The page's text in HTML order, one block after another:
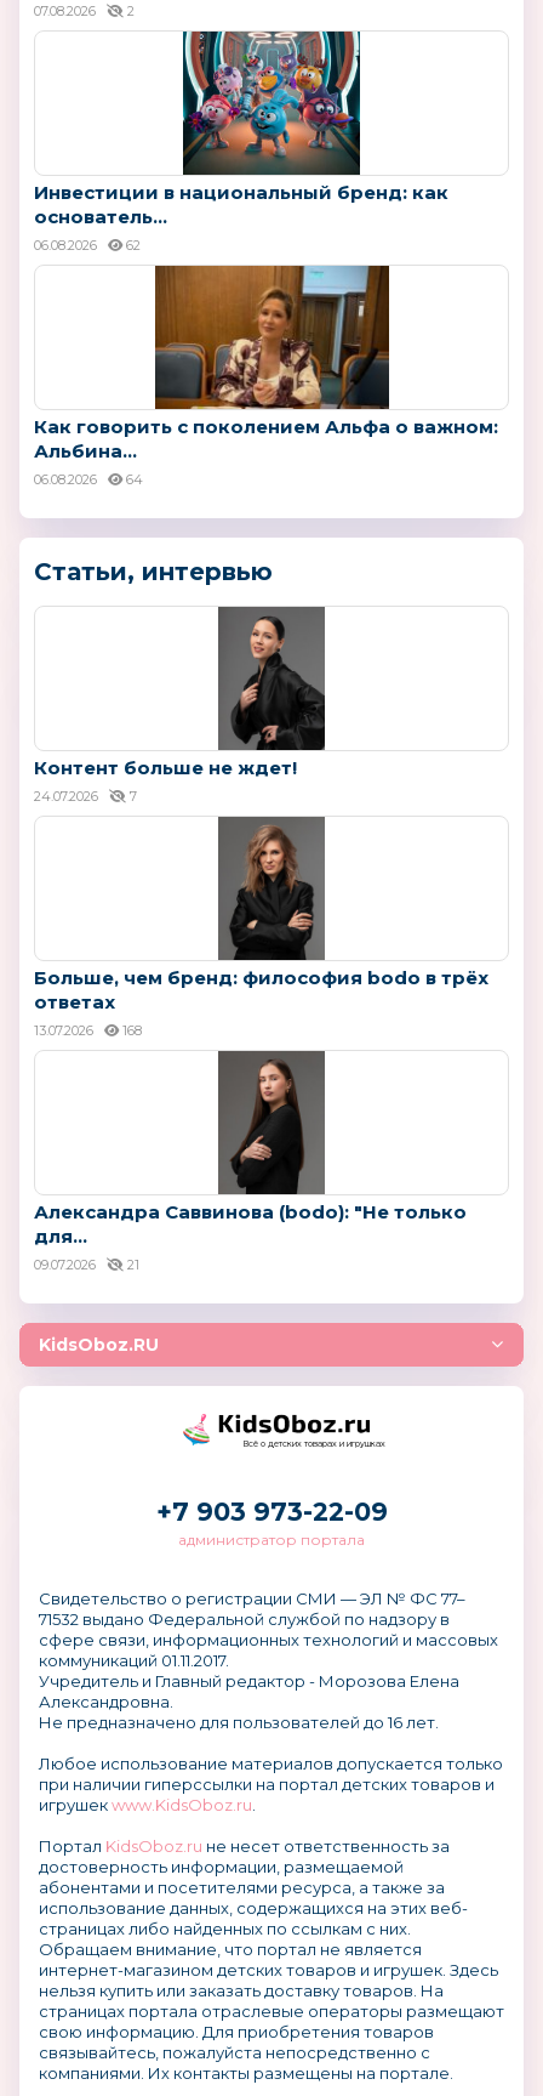
07.08.2026 2
Инвестиции в национальный бренд: как
основатель...
06.08.2026 62
Как говорить с поколением Альфа о важном:
Альбина...
06.08.2026 64
Статьи, интервью
Контент больше не ждет!
24.07.2026 7
Больше, чем бренд: философия bodo в трёх
ответах
13.07.2026 168
Александра Саввинова (bodo): "Не только
для...
09.07.2026 21
KidsOboz.RU
Всё о детских товарах и игрушках
+7 903 973-22-09
администратор портала
Свидетельство о регистрации СМИ — ЭЛ № ФС 77–
71532 выдано Федеральной службой по надзору в
сфере связи, информационных технологий и массовых
коммуникаций 01.11.2017.
Учредитель и Главный редактор - Морозова Елена
Александровна.
Не предназначено для пользователей до 16 лет.
Любое использование материалов допускается только
при наличии гиперссылки на портал детских товаров и
игрушекwww.KidsOboz.ru
Портал KidsOboz.ru не несет ответственность за
достоверность информации, размещаемой
абонентами и посетителями ресурса, а также за
использование данных, содержащихся на этих веб-
страницах либо найденных по ссылкам с них.
Обращаем внимание, что портал не является
интернет-магазином детских товаров и игрушек. Здесь
нельзя купить или заказать доставку товаров. На
страницах портала отраслевые операторы размещают
свою информацию. Для приобретения товаров
связывайтесь, пожалуйста непосредственно с
компаниями. Их контакты размещены на портале.